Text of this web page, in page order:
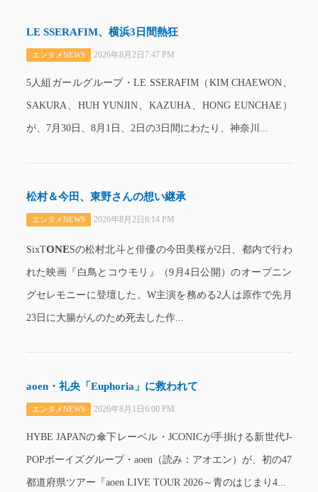
LE SSERAFIM、横浜3日間熱狂
エンタメNEWS 2026年8月2日7:47 PM
5人組ガールグループ・LE SSERAFIM（KIM CHAEWON、
SAKURA、HUH YUNJIN、KAZUHA、HONG EUNCHAE）
が、7月30日、8月1日、2日の3日間にわたり、神奈川...
松村＆今田、東野さんの想い継承
エンタメNEWS 2026年8月2日6:14 PM
SixTONESの松村北斗と俳優の今田美桜が2日、都内で行わ
れた映画『白鳥とコウモリ』（9月4日公開）のオープニン
グセレモニーに登壇した。W主演を務める2人は原作で先月
23日に大腸がんのため死去した作...
aoen・礼央「Euphoria」に救われて
エンタメNEWS 2026年8月1日6:00 PM
HYBE JAPANの傘下レーベル・JCONICが手掛ける新世代J-
POPボーイズグループ・aoen（読み：アオエン）が、初の47
都道府県ツアー『aoen LIVE TOUR 2026～青のはじまり4...